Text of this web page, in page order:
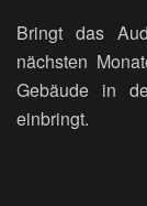
Bringt das
nächsten
Gebäude in
einbringt.